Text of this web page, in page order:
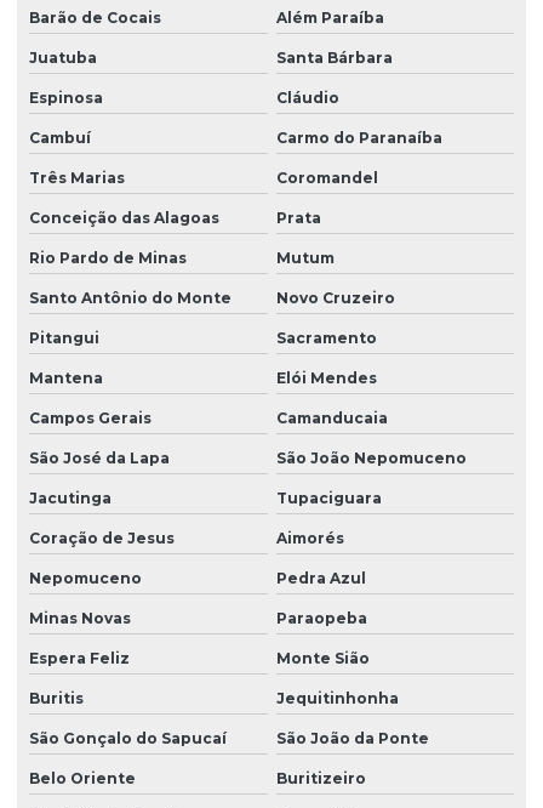
Barão de Cocais Além Paraíba
Juatuba Santa Bárbara
Espinosa Cláudio
Cambuí Carmo do Paranaíba
Três Marias Coromandel
Conceição das Alagoas Prata
Rio Pardo de Minas Mutum
Santo Antônio do Monte Novo Cruzeiro
Pitangui Sacramento
Mantena Elói Mendes
Campos Gerais Camanducaia
São José da Lapa São João Nepomuceno
Jacutinga Tupaciguara
Coração de Jesus Aimorés
Nepomuceno Pedra Azul
Minas Novas Paraopeba
Espera Feliz Monte Sião
Buritis Jequitinhonha
São Gonçalo do Sapucaí São João da Ponte
Belo Oriente Buritizeiro